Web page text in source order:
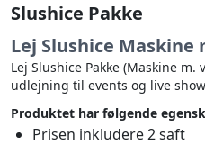
Slushice Pakke
Lej Slushice Maskine
Lej Slushice Pakke (Maskine
udlejning til events og live
Produktet har følgende
Prisen inkludere 2 saft